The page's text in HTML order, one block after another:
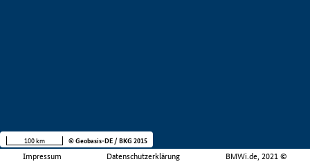
Impressum Datenschutzerklärung BMWi.de, 2021 ©
100 km © Geobasis-DE / BKG 2015